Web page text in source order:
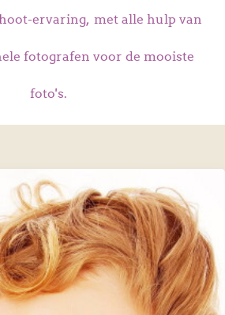
ervaring, met alle hulp van
fotografen voor de mooiste
foto's.